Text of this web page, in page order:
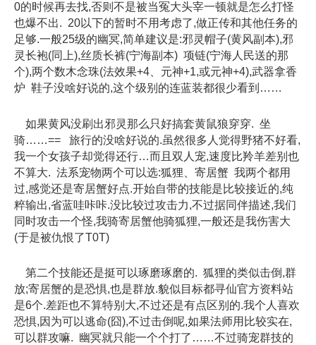
0的时候再去找,否则不是被当冤大头宰一顿就是怎么打怪
也爆不出. 20以下的暂时不用考虑了,做正传和其他任务的
足够.一般25级的幽冥,简单建议是:邪灵帽子(黄风副本),邪
灵长袍(同上),丝质长裤(宁海副本) 项链(宁海人民送的那
个),两个数木念珠(法效果+4、元神+1,或元神+4),武器拿香
炉 鞋子没啥好说的,这个级别的连蓝装都很少看到……
如果黄风没刷出邪灵那么只好搞套黄鼠狼穿穿. 坐
骑……== 旅行的没啥好说的.虽然很多人觉得野猪不好看,
我一个女孩子却觉得还行…而且双人宠,速度比羚羊差别也
不算大. 法系宠物两个可以选:狐狸、寄居蟹 我两个都用
过,感觉还是寄居蟹好点.开始自带的技能是比较接近的,纯
粹输出,省蓝哇咔咔.没比较过攻击力,不过据同伴描述,我们
同时攻击一个怪,我骑寄居蟹他骑狐狸,一般还是我伤害大
(于是被仇恨了T0T)
第二个技能还是挺可以琢磨琢磨的. 狐狸的类似击倒,群
放;寄居蟹的是恐惧,也是群放.貌似目标都寻仙官方资料站
是6个.差距也不算特别大,不过还是有点区别的.我个人喜欢
恐惧,因为可以逃命(囧),不过击倒呢,如果法师用比较实在,
可以群攻嘛. 幽冥就只能一个个打了……不过骑宠群技的